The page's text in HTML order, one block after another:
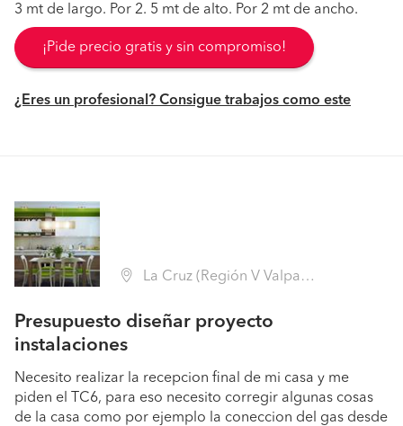
3 mt de largo. Por 2. 5 mt de alto. Por 2 mt de ancho.
¡Pide precio gratis y sin compromiso!
¿Eres un profesional? Consigue trabajos como este
La Cruz (Región V Valparaíso - Quillota)
Presupuesto diseñar proyecto
instalaciones
Necesito realizar la recepcion final de mi casa y me
piden el TC6, para eso necesito corregir algunas cosas
de la casa como por ejemplo la coneccion del gas desde